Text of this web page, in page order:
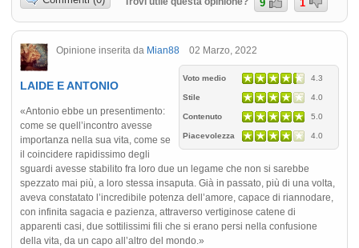
9 1
Opinione inserita da Mian88 02 Marzo, 2022
Voto medio 4.3
Stile 4.0
Contenuto 5.0
Piacevolezza 4.0
LAIDE E ANTONIO
«Antonio ebbe un presentimento:
come se quell’incontro avesse
importanza nella sua vita, come se
il coincidere rapidissimo degli
sguardi avesse stabilito fra loro due un legame che non si sarebbe
spezzato mai più, a loro stessa insaputa. Già in passato, più di una volta,
aveva constatato l’incredibile potenza dell’amore, capace di riannodare,
con infinita sagacia e pazienza, attraverso vertiginose catene di
apparenti casi, due sottilissimi fili che si erano persi nella confusione
della vita, da un capo all’altro del mondo.»